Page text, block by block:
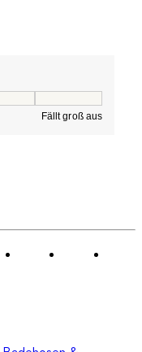
Fällt groß aus